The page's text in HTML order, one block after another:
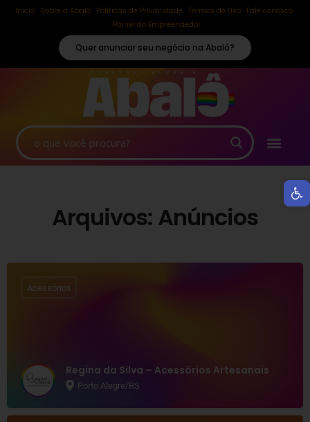
Início Sobre a Abalô Políticas de Privacidade Termos de Uso
Fale conosco
Painel do Empreendedor
Quer anunciar seu negócio na Abalô?
Arquivos: Anúncios
Regina da Silva – Acessórios Artesanais
Porto Alegre/RS
Acessórios